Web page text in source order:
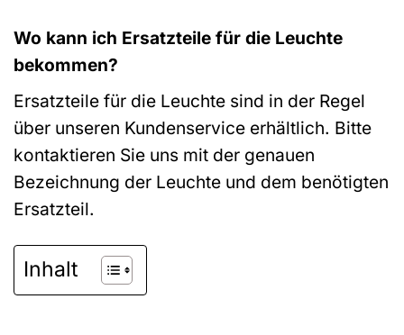
Wo kann ich Ersatzteile für die Leuchte
bekommen?
Ersatzteile für die Leuchte sind in der Regel
über unseren Kundenservice erhältlich. Bitte
kontaktieren Sie uns mit der genauen
Bezeichnung der Leuchte und dem benötigten
Ersatzteil.
Inhalt